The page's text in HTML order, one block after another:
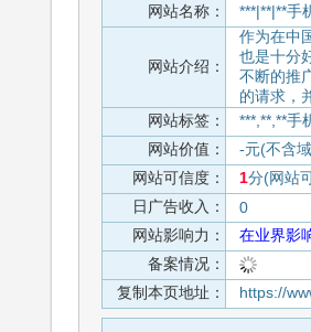
网站名称：
***|**|**手
网站介绍：
作为在中
也是十分
不断的推
的请求，
网站标签：
***,**,**手
网站价值：
-元(不含
网站可信度：
1分(网站
日广告收入：
0
网站影响力：
在业界影
备案情况：
复制本页地址：
https://